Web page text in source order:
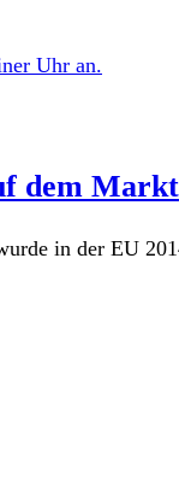
dem Markt
in der EU